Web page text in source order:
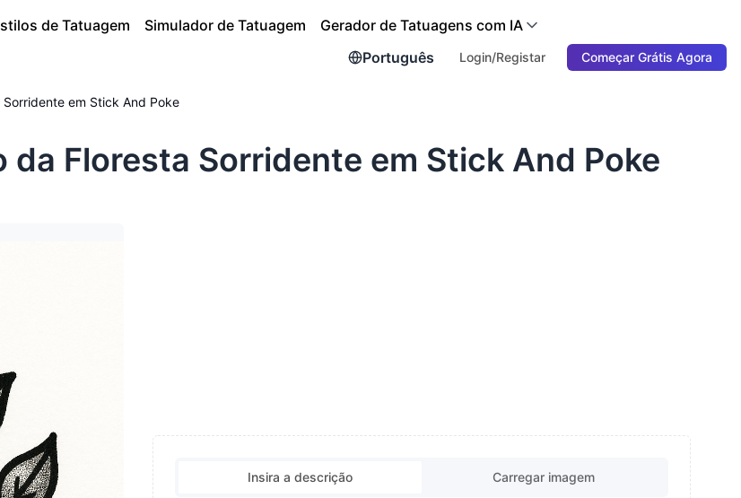
Português Login/Registar Começar Grátis Agora
de Tatuagem Simulador de Tatuagem Gerador de Tatuagens com IA
em Stick And Poke
da Floresta Sorridente em Stick And Poke
Insira a descrição Carregar imagem